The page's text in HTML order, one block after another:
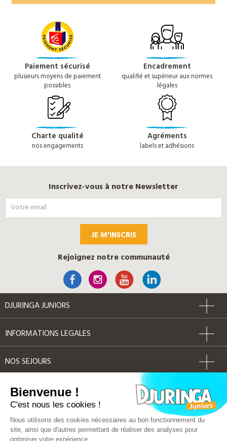
Paiement sécurisé
plusieurs moyens de paiement
possibles
Encadrement
qualifié et supérieur aux normes
légales
Charte qualité
nos engagements
Agréments
labels et adhésions
Inscrivez-vous à notre Newsletter
JE M'INSCRIS
Rejoignez notre communauté
DJURINGA JUNIORS
INFORMATIONS LEGALES
NOS SEJOURS
AUTRES
Label Qualité
Bienvenue !
C'est nous les cookies !
Nous utilisons des cookies nécessaires au bon fonctionnement du
site, ainsi que d'autres permettant de réaliser des analyses pour
optimiser votre expérience.